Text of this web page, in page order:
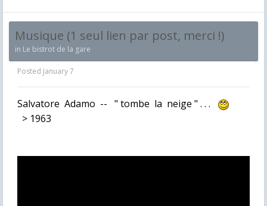
Musique (1 seul lien par post, merci !)
in Le bistrot de la gare
Posted January 7
Salvatore Adamo -- " tombe la neige " . . .
> 1963